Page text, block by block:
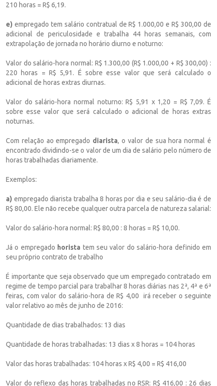
210 horas = R$ 6,19.
e) empregado tem salário contratual de R$ 1.000,00 e R$ 300,00 de
adicional de periculosidade e trabalha 44 horas semanais, com
extrapolação de jornada no horário diurno e noturno:
Valor do salário-hora normal: R$ 1.300,00 (R$ 1.000,00 + R$ 300,00) :
220 horas = R$ 5,91. É sobre esse valor que será calculado o
adicional de horas extras diurnas.
Valor do salário-hora normal noturno: R$ 5,91 x 1,20 = R$ 7,09. É
sobre esse valor que será calculado o adicional de horas extras
noturnas.
Com relação ao empregado diarista, o valor de sua hora normal é
encontrado dividindo-se o valor de um dia de salário pelo número de
horas trabalhadas diariamente.
Exemplos:
a) empregado diarista trabalha 8 horas por dia e seu salário-dia é de
R$ 80,00. Ele não recebe qualquer outra parcela de natureza salarial:
Valor do salário-hora normal: R$ 80,00 : 8 horas = R$ 10,00.
Já o empregado horista tem seu valor do salário-hora definido em
seu próprio contrato de trabalho
É importante que seja observado que um empregado contratado em
regime de tempo parcial para trabalhar 8 horas diárias nas 2ª, 4ª e 6ª
feiras, com valor do salário-hora de R$ 4,00 irá receber o seguinte
valor relativo ao mês de junho de 2016:
Quantidade de dias trabalhados: 13 dias
Quantidade de horas trabalhadas: 13 dias x 8 horas = 104 horas
Valor das horas trabalhadas: 104 horas x R$ 4,00 = R$ 416,00
Valor do reflexo das horas trabalhadas no RSR: R$ 416,00 : 26 dias